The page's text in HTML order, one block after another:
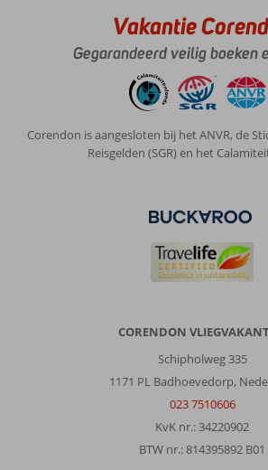
Vakantie
Gegarandeerd veilig boeken
Corendon is aangesloten bij het ANVR, de
Reisgelden (SGR) en het
CORENDON
Schipholweg 335
1171 PL Badhoevedorp,
023 7510606
KvK nr.: 34220902
BTW nr.: 814395892 B01